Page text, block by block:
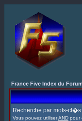
France Five Index du Forum
Recherche par mots-cl�s:
Vous pouvez utiliserAND pour